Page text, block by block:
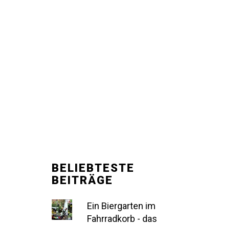
BELIEBTESTE
BEITRÄGE
Ein Biergarten im
Fahrradkorb - das